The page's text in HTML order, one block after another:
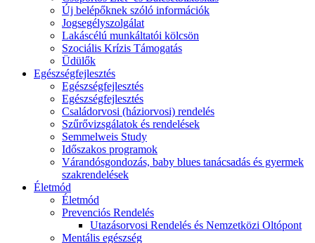
Új belépőknek szóló információk
Jogsegélyszolgálat
Lakáscélú munkáltatói kölcsön
Szociális Krízis Támogatás
Üdülők
Egészségfejlesztés
Egészségfejlesztés
Egészségfejlesztés
Családorvosi (háziorvosi) rendelés
Szűrővizsgálatok és rendelések
Semmelweis Study
Időszakos programok
Várandósgondozás, baby blues tanácsadás és gyermek
szakrendelések
Életmód
Életmód
Prevenciós Rendelés
Utazásorvosi Rendelés és Nemzetközi Oltópont
Mentális egészség